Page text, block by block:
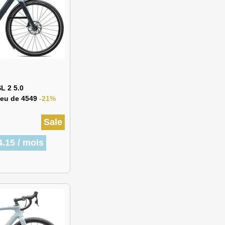
2 5.0
de 4549 -21%
Sale
/ mois